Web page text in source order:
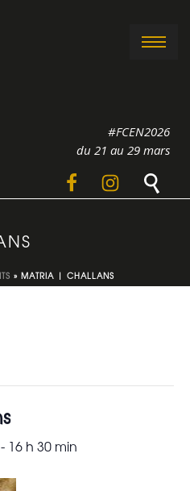
#FCEN2026
du 21 au 29 mars
» MATRIA | CHALLANS
- 16 h 30 min